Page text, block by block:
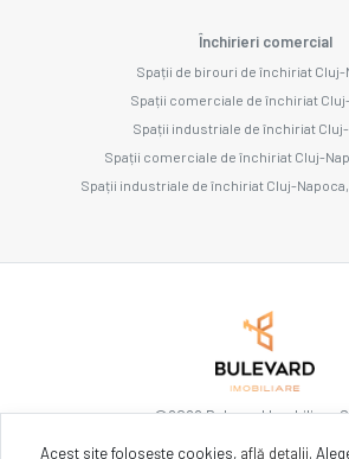
Închirieri comercial
Spații de birouri de închiriat Cluj-
Spații comerciale de închiriat
Spații industriale de închiriat
Spații comerciale de închiriat Cluj-
Spații industriale de închiriat Cluj-
©2026Bulevard Imobiliare
Acest site folosește cookies, află detalii.